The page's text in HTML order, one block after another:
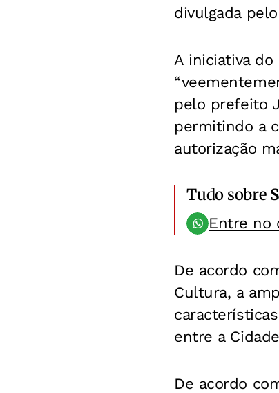
divulgada
A iniciativa
pelo prefeito
permitindo a
autorização
Tudo sobre
Entre no
De acordo
Cultura, a
entre a
De acordo